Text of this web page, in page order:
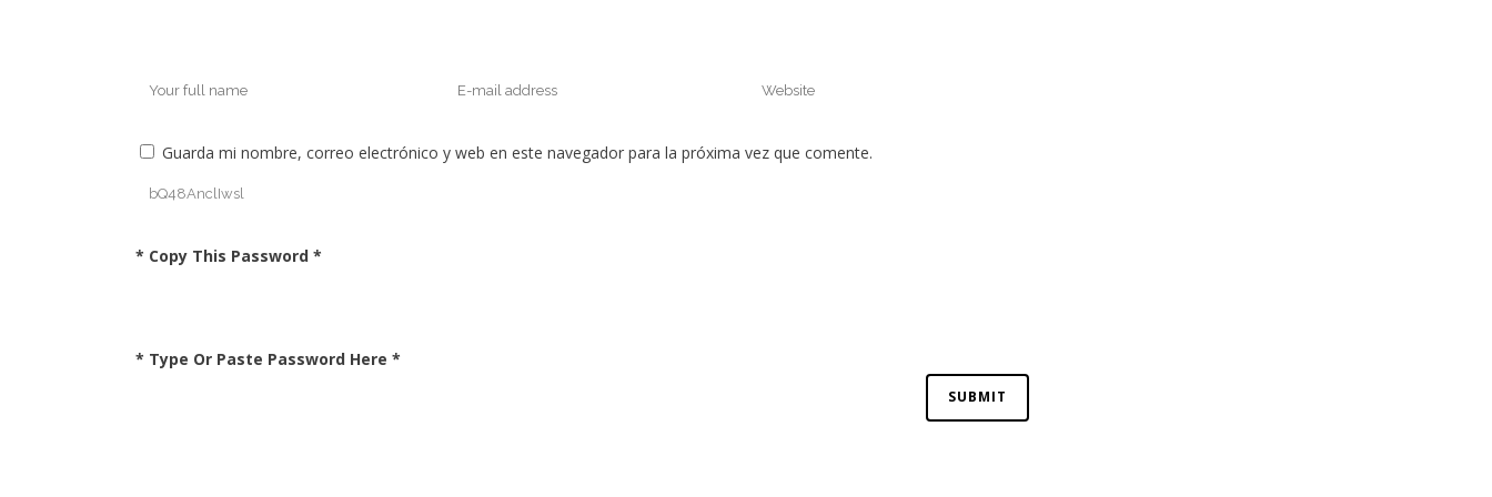
Guarda mi nombre, correo electrónico y web en este navegador para la próxima vez que comente.
* Copy This Password *
* Type Or Paste Password Here *